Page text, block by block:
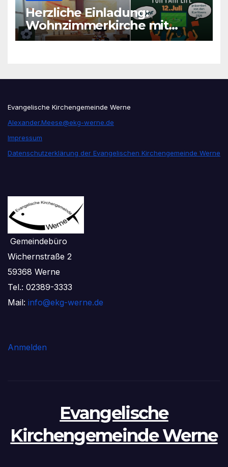
Herzliche Einladung:
Wohnzimmerkirche mit
unseren Konfis
Evangelische Kirchengemeinde Werne
Alexander.Meese@ekg-werne.de
Impressum
Datenschutzerklärung der Evangelischen Kirchengemeinde Werne
Gemeindebüro
Wichernstraße 2
59368 Werne
Tel.: 02389-3333
Mail: info@ekg-werne.de
Anmelden
Evangelische
Kirchengemeinde Werne